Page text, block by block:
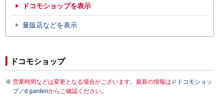
ドコモショップを表示
量販店などを表示
ドコモショップ
営業時間などは変更となる場合がございます。最新の情報は
ドコモショッ
プ／d gardenからご確認ください。